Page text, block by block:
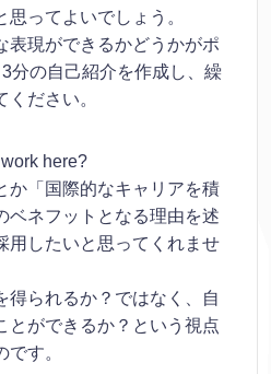
ってよいでしょう。
表現ができるかどうかがポ
分の自己紹介を作成し、繰
ださい。
here?
か「国際的なキャリアを積
ベネフットとなる理由を述
用したいと思ってくれませ
得られるか？ではなく、自
とができるか？という視点
す。